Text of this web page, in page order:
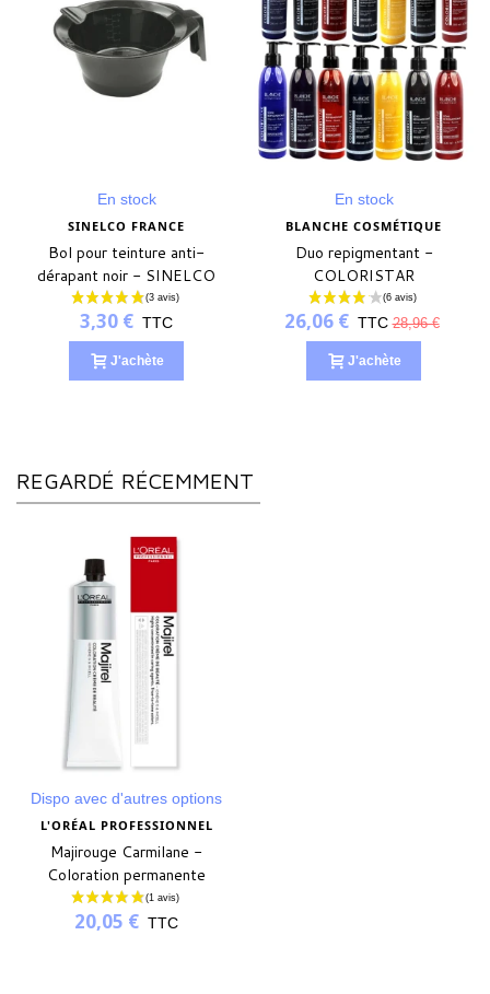
En stock
SINELCO FRANCE
Bol pour teinture anti-
dérapant noir - SINELCO
FRANCE
3,30 € TTC
J'achète
En stock
BLANCHE COSMÉTIQUE
Duo repigmentant -
COLORISTAR
26,06 € TTC 28,96 €
J'achète
REGARDÉ RÉCEMMENT
Dispo avec d'autres options
L'ORÉAL PROFESSIONNEL
Majirouge Carmilane -
Coloration permanente
20,05 € TTC